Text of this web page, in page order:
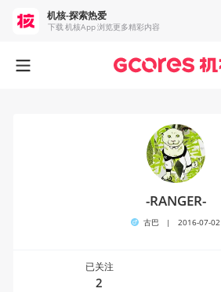
-RANGER-
古巴 | 2016-07-02
已关注
2
机核-探索热爱
下载 机核App 浏览更多精彩内容